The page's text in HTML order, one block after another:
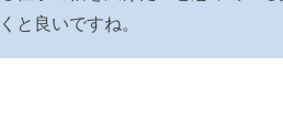
と良いですね。